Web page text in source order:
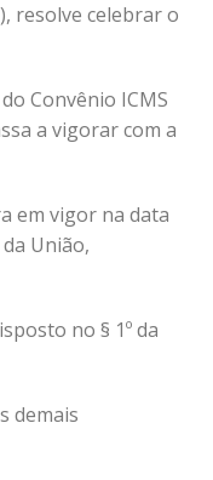
resolve celebrar o
Convênio ICMS
a vigorar com a
em vigor na data
União,
no § 1º da
demais